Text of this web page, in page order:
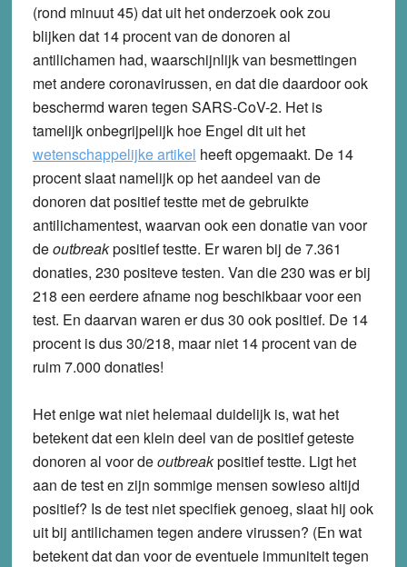
(rond minuut 45) dat uit het onderzoek ook zou
blijken dat 14 procent van de donoren al
antilichamen had, waarschijnlijk van besmettingen
met andere coronavirussen, en dat die daardoor ook
beschermd waren tegen SARS-CoV-2. Het is
tamelijk onbegrijpelijk hoe Engel dit uit het
wetenschappelijke artikel heeft opgemaakt. De 14
procent slaat namelijk op het aandeel van de
donoren dat positief testte met de gebruikte
antilichamentest, waarvan ook een donatie van voor
deoutbreakpositief testte. Er waren bij de 7.361
donaties, 230 positeve testen. Van die 230 was er bij
218 een eerdere afname nog beschikbaar voor een
test. En daarvan waren er dus 30 ook positief. De 14
procent is dus 30/218, maar niet 14 procent van de
ruim 7.000 donaties!
Het enige wat niet helemaal duidelijk is, wat het
betekent dat een klein deel van de positief geteste
donoren al voor deoutbreakpositief testte. Ligt het
aan de test en zijn sommige mensen sowieso altijd
positief? Is de test niet specifiek genoeg, slaat hij ook
uit bij antilichamen tegen andere virussen? (En wat
betekent dat dan voor de eventuele immuniteit tegen